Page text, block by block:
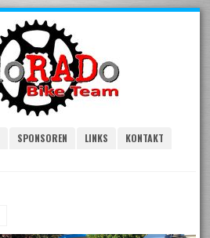
SPONSOREN LINKS
KONTAKT